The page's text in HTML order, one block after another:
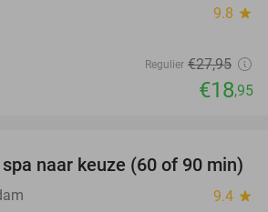
9.8 star
Regulier €27,95
€18,95
39%
naar keuze (60 of 90 min)
9.4 star